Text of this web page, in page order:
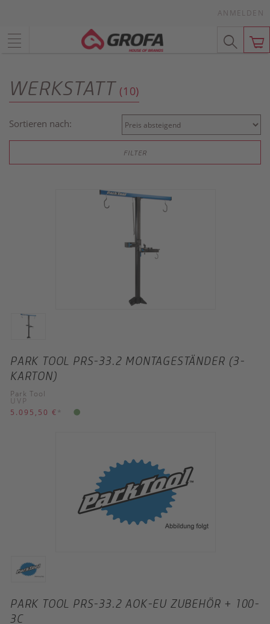
ANMELDEN
WERKSTATT (10)
Sortieren nach:
FILTER
PARK TOOL PRS-33.2 MONTAGESTÄNDER (3-
KARTON)
Park Tool
UVP
5.095,50 € *
PARK TOOL PRS-33.2 AOK-EU ZUBEHÖR + 100-
3C